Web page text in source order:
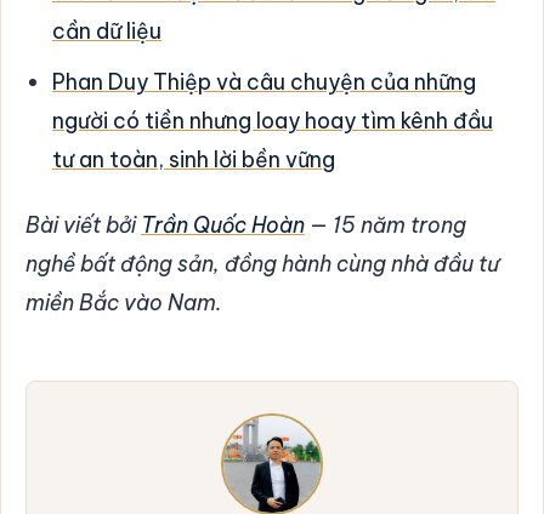
cần dữ liệu
Phan Duy Thiệp và câu chuyện của những
người có tiền nhưng loay hoay tìm kênh đầu
tư an toàn, sinh lời bền vững
Bài viết bởi Trần Quốc Hoàn — 15 năm trong
nghề bất động sản, đồng hành cùng nhà đầu tư
miền Bắc vào Nam.